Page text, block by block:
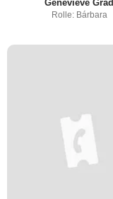
Geneviève Grad
Rolle: Bárbara